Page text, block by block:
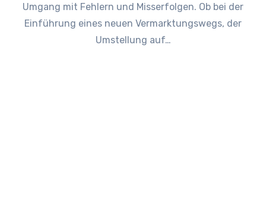
Umgang mit Fehlern und Misserfolgen. Ob bei der
Einführung eines neuen Vermarktungswegs, der
Umstellung auf…